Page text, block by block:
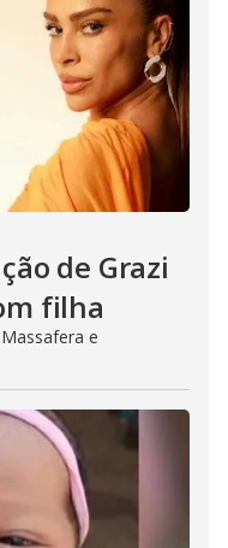
de Grazi
filha
e